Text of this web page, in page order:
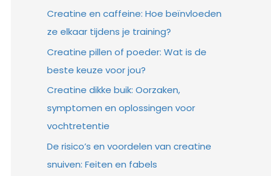
Creatine en caffeine: Hoe beïnvloeden
ze elkaar tijdens je training?
Creatine pillen of poeder: Wat is de
beste keuze voor jou?
Creatine dikke buik: Oorzaken,
symptomen en oplossingen voor
vochtretentie
De risico’s en voordelen van creatine
snuiven: Feiten en fabels